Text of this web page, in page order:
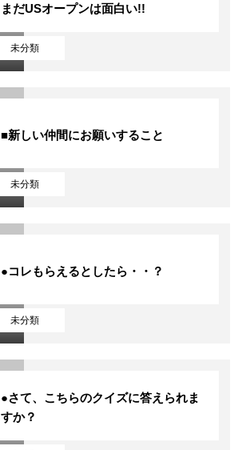
未分類
まだUSオープンは面白い!!
未分類
■新しい仲間にお願いすること
未分類
●コレもらえるとしたら・・？
●さて、こちらのクイズに答えられま
すか？